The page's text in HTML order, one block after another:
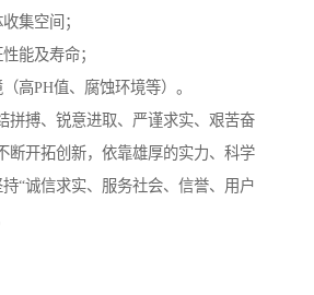
集空间；
能及寿命；
高PH值、腐蚀环境等）。
拼搏、锐意进取、严谨求实、艰苦奋
断开拓创新，依靠雄厚的实力、科学
“诚信求实、服务社会、信誉、用户